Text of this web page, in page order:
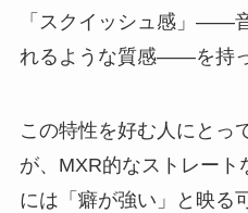
「スクイッシュ感」――
れるような質感――を持っ
この特性を好む人にとっ
が、MXR的なストレート
には「癖が強い」と映る